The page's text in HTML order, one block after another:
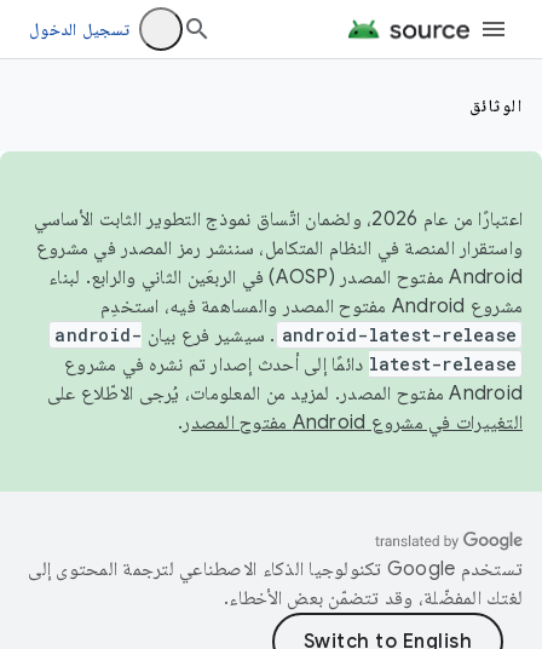
تسجيل الدخول
الوثائق
اعتبارًا من عام 2026، ولضمان اتّساق نموذج التطوير الثابت الأساسي
واستقرار المنصة في النظام المتكامل، سننشر رمز المصدر في مشروع
Android مفتوح المصدر (AOSP) في الربعَين الثاني والرابع. لبناء
مشروع Android مفتوح المصدر والمساهمة فيه، استخدِم
android-latest-release . سيشير فرع بيان android-
latest-release دائمًا إلى أحدث إصدار تم نشره في مشروع
Android مفتوح المصدر. لمزيد من المعلومات، يُرجى الاطّلاع على
التغييرات في مشروع Android مفتوح المصدر
.
تستخدم Google تكنولوجيا الذكاء الاصطناعي لترجمة المحتوى إلى
لغتك المفضّلة، وقد تتضمّن بعض الأخطاء.